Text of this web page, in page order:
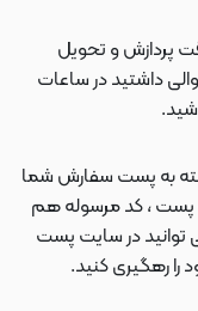
پردازش و تحویل
داشتید در ساعات
ارسال بسته به پست سفارش شما
پست ، کد مرسوله هم
در سایت پست
رهگیری کنید.